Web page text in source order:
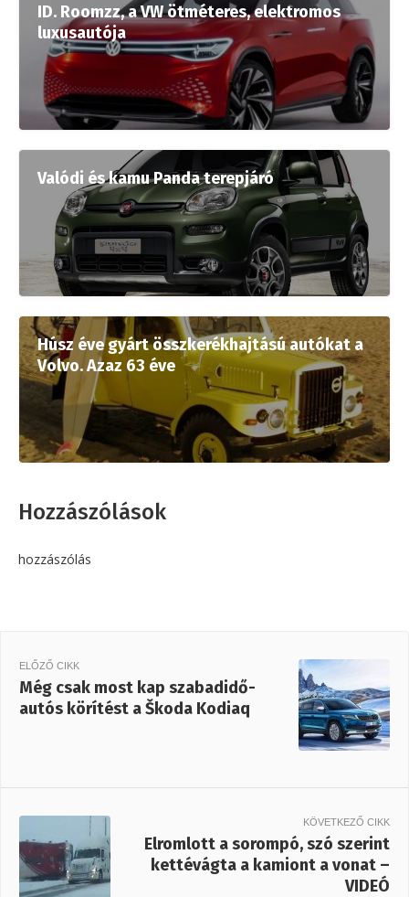
ID. Roomzz, a VW ötméteres, elektromos
luxusautója
Valódi és kamu Panda terepjáró
Húsz éve gyárt összkerékhajtású autókat a
Volvo. Azaz 63 éve
Hozzászólások
hozzászólás
ELŐZŐ CIKK
Még csak most kap szabadidő-
autós körítést a Škoda Kodiaq
KÖVETKEZŐ CIKK
Elromlott a sorompó, szó szerint
kettévágta a kamiont a vonat –
VIDEÓ